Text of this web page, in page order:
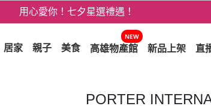
用心愛你！七夕星選禮遇！
3折起！德國工藝精品 AIGNER 流量款
爸氣十足 - 父親節精選專區
居家 親子 美食 高雄物產館
NEW
新品上架 直
PORTER